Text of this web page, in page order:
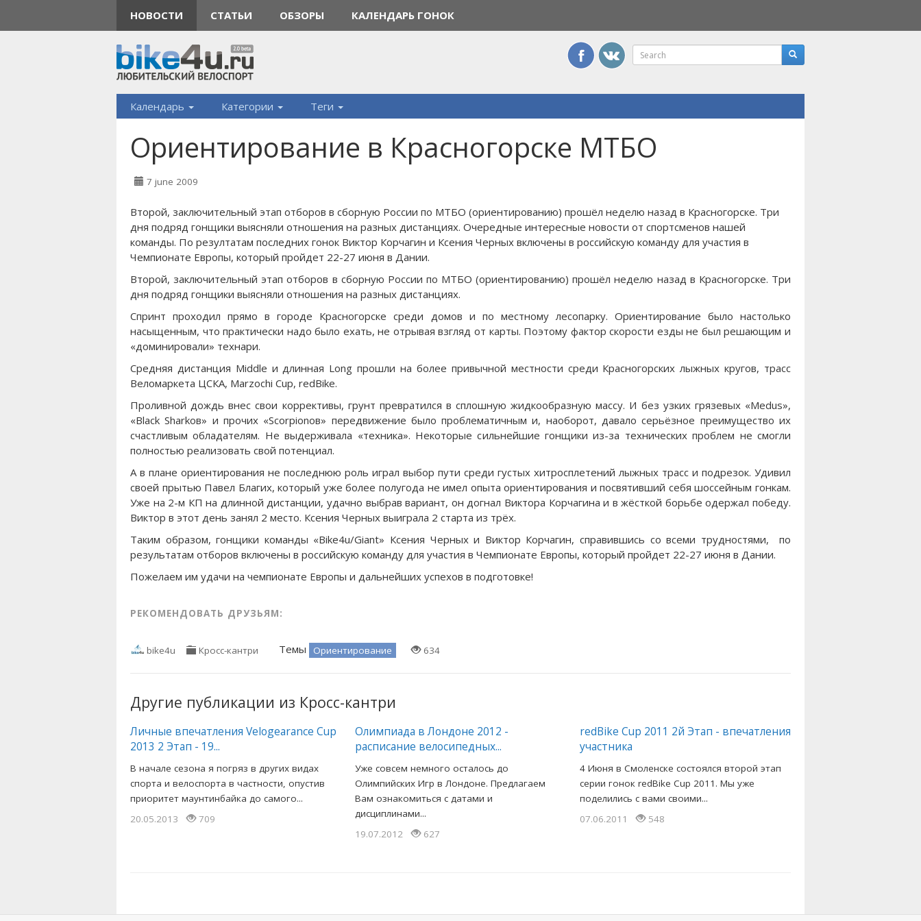
НОВОСТИ СТАТЬИ ОБЗОРЫ КАЛЕНДАРЬ ГОНОК
Календарь Категории Теги
Ориентирование в Красногорске МТБО
7 june 2009
Второй, заключительный этап отборов в сборную России по МТБО (ориентированию) прошёл неделю назад в Красногорске. Три
дня подряд гонщики выясняли отношения на разных дистанциях. Очередные интересные новости от спортсменов нашей
команды. По резултатам последних гонок Виктор Корчагин и Ксения Черных включены в российскую команду для участия в
Чемпионате Европы, который пройдет 22-27 июня в Дании.
Второй, заключительный этап отборов в сборную России по МТБО (ориентированию) прошёл неделю назад в Красногорске. Три
дня подряд гонщики выясняли отношения на разных дистанциях.
Спринт проходил прямо в городе Красногорске среди домов и по местному лесопарку. Ориентирование было настолько
насыщенным, что практически надо было ехать, не отрывая взгляд от карты. Поэтому фактор скорости езды не был решающим и
«доминировали» технари.
Средняя дистанция Middle и длинная Long прошли на более привычной местности среди Красногорских лыжных кругов, трасс
Веломаркета ЦСКА, Marzochi Cup, redBike.
Проливной дождь внес свои коррективы, грунт превратился в сплошную жидкообразную массу. И без узких грязевых «Medus»,
«Black Sharkов» и прочих «Scorpionoв» передвижение было проблематичным и, наоборот, давало серьёзное преимущество их
счастливым обладателям. Не выдерживала «техника». Некоторые сильнейшие гонщики из-за технических проблем не смогли
полностью реализовать свой потенциал.
А в плане ориентирования не последнюю роль играл выбор пути среди густых хитросплетений лыжных трасс и подрезок. Удивил
своей прытью Павел Благих, который уже более полугода не имел опыта ориентирования и посвятивший себя шоссейным гонкам.
Уже на 2-м КП на длинной дистанции, удачно выбрав вариант, он догнал Виктора Корчагина и в жёсткой борьбе одержал победу.
Виктор в этот день занял 2 место. Ксения Черных выиграла 2 старта из трёх.
Таким образом, гонщики команды «Bike4u/Giant» Ксения Черных и Виктор Корчагин, справившись со всеми трудностями, по
результатам отборов включены в российскую команду для участия в Чемпионате Европы, который пройдет 22-27 июня в Дании.
Пожелаем им удачи на чемпионате Европы и дальнейших успехов в подготовке!
РЕКОМЕНДОВАТЬ ДРУЗЬЯМ:
bike4u Кросс-кантри Темы Ориентирование 634
Другие публикации из Кросс-кантри
Личные впечатления Velogearance Cup
2013 2 Этап - 19...
В начале сезона я погряз в других видах
спорта и велоспорта в частности, опустив
приоритет маунтинбайка до самого...
20.05.2013
709
Олимпиада в Лондоне 2012 -
расписание велосипедных...
Уже совсем немного осталось до
Олимпийских Игр в Лондоне. Предлагаем
Вам ознакомиться с датами и
дисциплинами...
19.07.2012
627
redBike Cup 2011 2й Этап - впечатления
участника
4 Июня в Смоленске состоялся второй этап
серии гонок redBike Cup 2011. Мы уже
поделились с вами своими...
07.06.2011
548